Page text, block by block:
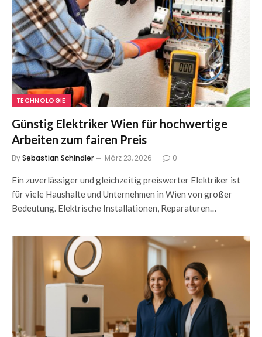
TECHNOLOGIE
Günstig Elektriker Wien für hochwertige
Arbeiten zum fairen Preis
BySebastian Schindler März 23, 2026 0
Ein zuverlässiger und gleichzeitig preiswerter Elektriker ist
für viele Haushalte und Unternehmen in Wien von großer
Bedeutung. Elektrische Installationen, Reparaturen…